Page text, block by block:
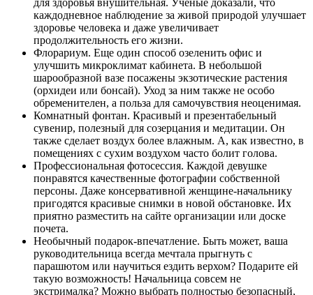
каждодневное наблюдение за живой природой улучшает
здоровье человека и даже увеличивает
продолжительность его жизни.
Флорариум. Еще один способ озеленить офис и
улучшить микроклимат кабинета. В небольшой
шарообразной вазе посажены экзотические растения
(орхидеи или бонсай). Уход за ним также не особо
обременителен, а польза для самочувствия неоценимая.
Комнатный фонтан. Красивый и презентабельный
сувенир, полезный для созерцания и медитации. Он
также сделает воздух более влажным. А, как известно, в
помещениях с сухим воздухом часто болит голова.
Профессиональная фотосессия. Каждой девушке
понравятся качественные фотографии собственной
персоны. Даже консервативной женщине-начальнику
пригодятся красивые снимки в новой обстановке. Их
приятно разместить на сайте организации или доске
почета.
Необычный подарок-впечатление. Быть может, ваша
руководительница всегда мечтала прыгнуть с
парашютом или научиться ездить верхом? Подарите ей
такую возможность! Начальница совсем не
экстрималка? Можно выбрать полностью безопасный,